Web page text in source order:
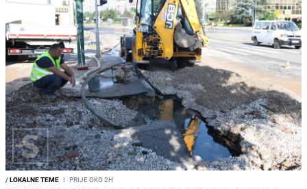
/LOKALNE TEME I PRIJE OKO 2H